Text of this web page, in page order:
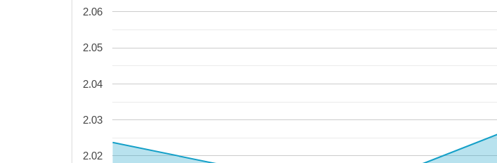
2.02
2.03
2.04
2.05
2.06